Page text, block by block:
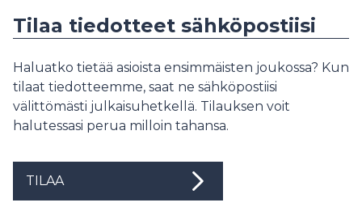
Tilaa tiedotteet sähköpostiisi
Haluatko tietää asioista ensimmäisten joukossa? Kun
tilaat tiedotteemme, saat ne sähköpostiisi
välittömästi julkaisuhetkellä. Tilauksen voit
halutessasi perua milloin tahansa.
TILAA